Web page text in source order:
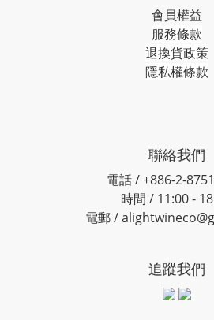
會員權益
服務條款
退換貨政策
隱私權條款
聯絡我們
電話 / +886-2-
時間 / 11:00 -
電郵 /
追蹤我們